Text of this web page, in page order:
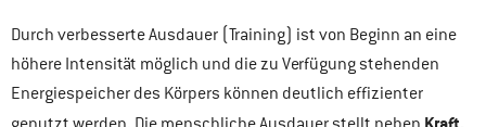
Durch verbesserte Ausdauer (Training) ist von Beginn an eine
höhere Intensität möglich und die zu Verfügung stehenden
Energiespeicher des Körpers können deutlich effizienter